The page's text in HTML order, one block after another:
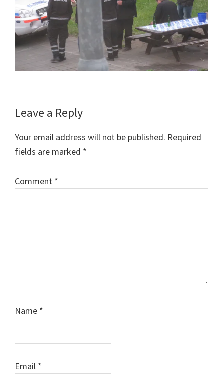
Reader
Leave a Reply
Your email address will not be published. Required
fields are marked *
Comment *
Name *
Email *